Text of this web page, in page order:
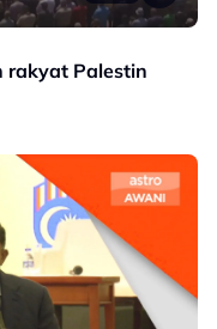
rakyat Palestin